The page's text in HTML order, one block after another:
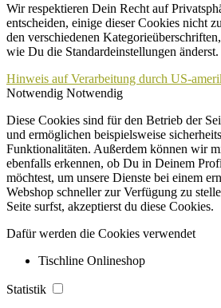
Wir respektieren Dein Recht auf
entscheiden, einige dieser Cookies nicht
den verschiedenen
wie Du die Standardeinstellungen änderst.
Hinweis auf Verarbeitung durch US-
Notwendig Notwendig
Diese Cookies sind für den Betrieb der
und ermöglichen beispielsweise
Funktionalitäten. Außerdem können wir
ebenfalls erkennen, ob Du in Deinem
möchtest, um unsere Dienste bei einem
Webshop schneller zur Verfügung zu
Seite surfst, akzeptierst du diese Cookies.
Dafür werden die Cookies verwendet
Tischline Onlineshop
Statistik